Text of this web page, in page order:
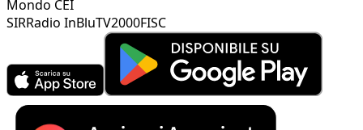
Mondo CEI
SIRRadio InBluTV2000FISC